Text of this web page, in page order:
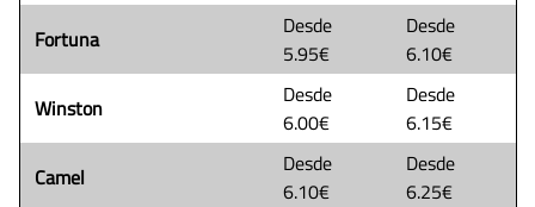
Fortuna
Desde
5.95€
Desde
6.10€
Winston
Desde
6.00€
Desde
6.15€
Camel
Desde
6.10€
Desde
6.25€